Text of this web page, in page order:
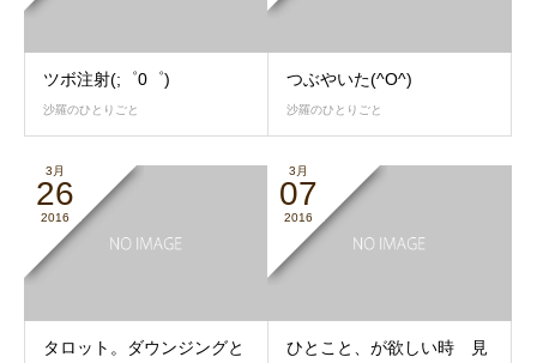
ツボ注射(;゜0゜)
沙羅のひとりごと
つぶやいた(^O^)
沙羅のひとりごと
3月
26
2016
タロット。ダウンジングと
3月
07
2016
ひとこと、が欲しい時 見